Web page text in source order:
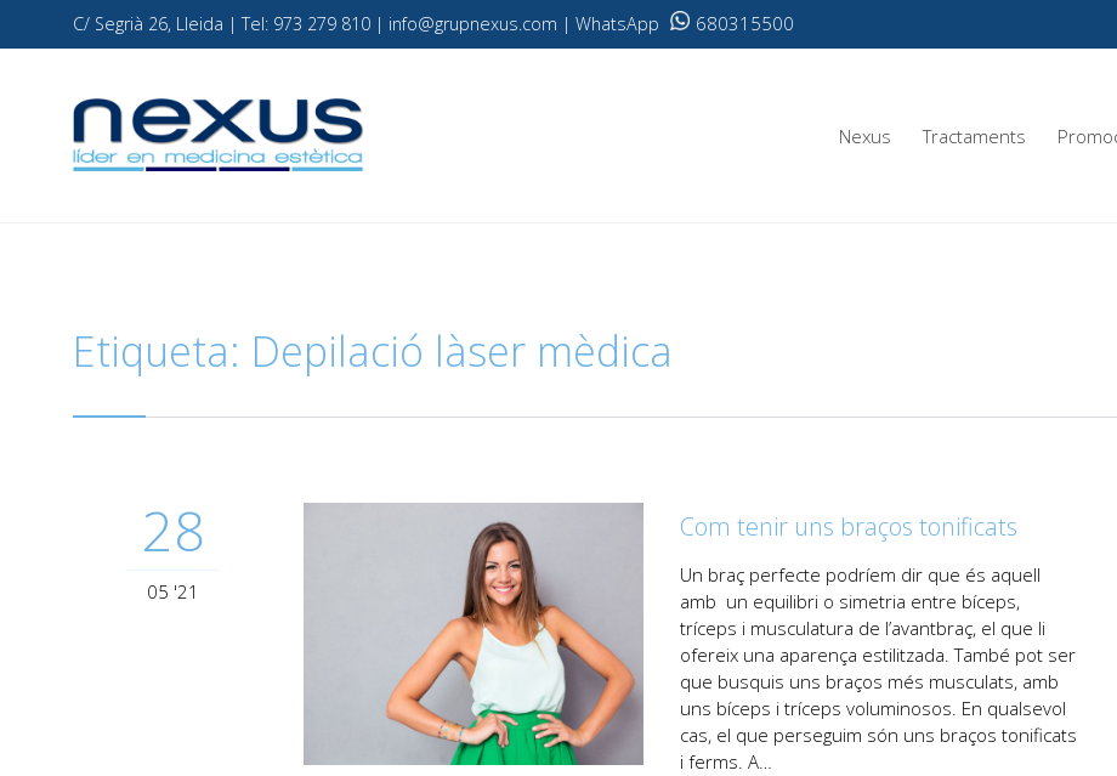
C/ Segrià 26, Lleida | Tel: 973 279 810 | info@grupnexus.com | WhatsApp 680315500
Nexus Tractaments
Etiqueta: Depilació làser mèdica
28
05 '21
Com tenir uns braços tonificats
Un braç perfecte podríem dir que és aquell
amb un equilibri o simetria entre bíceps,
tríceps i musculatura de l’avantbraç, el que li
ofereix una aparença estilitzada. També pot ser
que busquis uns braços més musculats, amb
uns bíceps i tríceps voluminosos. En qualsevol
cas, el que perseguim són uns braços tonificats
i ferms. A…